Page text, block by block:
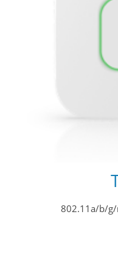
802.11a/b/g/